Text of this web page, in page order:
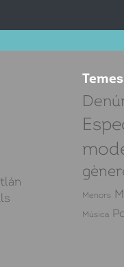
Temes
Menors
Música